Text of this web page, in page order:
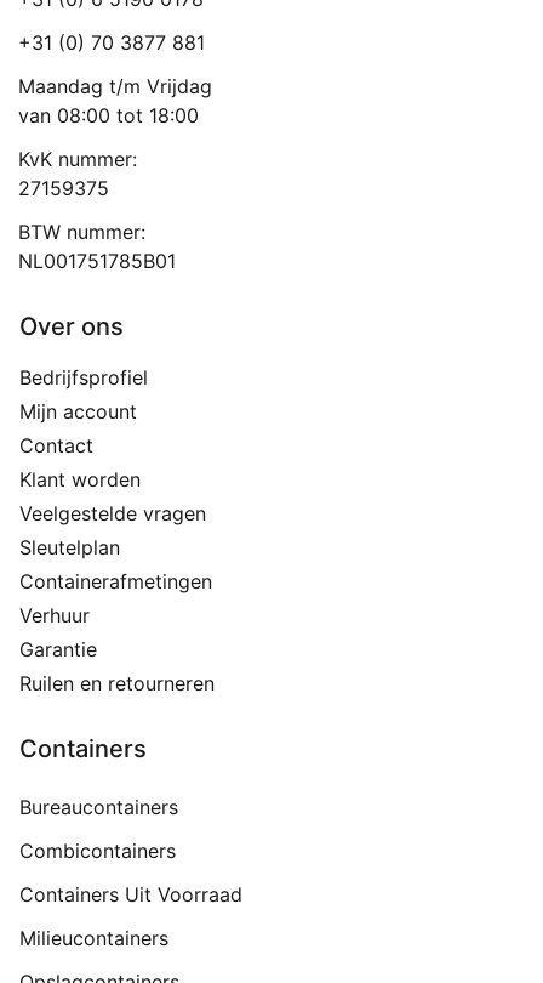
+31 (0) 70 3877 881
Maandag t/m Vrijdag
van 08:00 tot 18:00
KvK nummer:
27159375
BTW nummer:
NL001751785B01
Over ons
Bedrijfsprofiel
Mijn account
Contact
Klant worden
Veelgestelde vragen
Sleutelplan
Containerafmetingen
Verhuur
Garantie
Ruilen en retourneren
Containers
Bureaucontainers
Combicontainers
Containers Uit Voorraad
Milieucontainers